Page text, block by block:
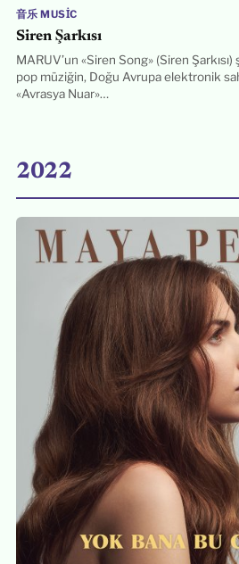
音乐 MUSIC
Siren Şarkısı
MARUV’un «Siren Song» (Siren Şarkısı)
pop müziğin, Doğu Avrupa elektronik
«Avrasya Nuar»…
2022